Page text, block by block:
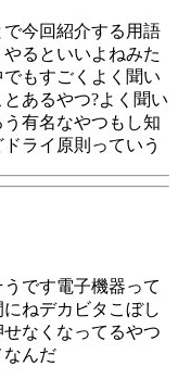
今回紹介する用語
るといいよねみた
もすごくよく聞い
あるやつ?よく聞い
有名なやつもし知
ライ原則っていう
です電子機器って
ねデカビタこぼし
なくなってるやつ
なんだ